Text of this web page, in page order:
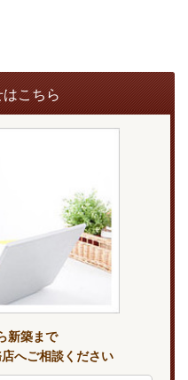
はこちら
新築まで
へご相談ください